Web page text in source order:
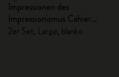
Impressionen des
Impressionismus Cahier
Notizhefte
2er Set, Large, blanko